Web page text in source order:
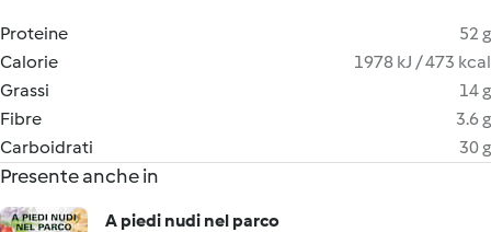
Proteine
52 g
Calorie
1978 kJ / 473 kcal
Grassi
14 g
Fibre
3.6 g
Carboidrati
30 g
Presente anche in
A piedi nudi nel parco